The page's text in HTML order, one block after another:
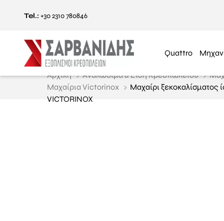
Tel.: +30 2310 780846
Quattro
Αρχική Αναλώσιμα & Είδη Κρεοπωλείου
Μαχαίρια Victorinox
Μαχαίρι ξεκοκαλίσματος
VICTORINOX